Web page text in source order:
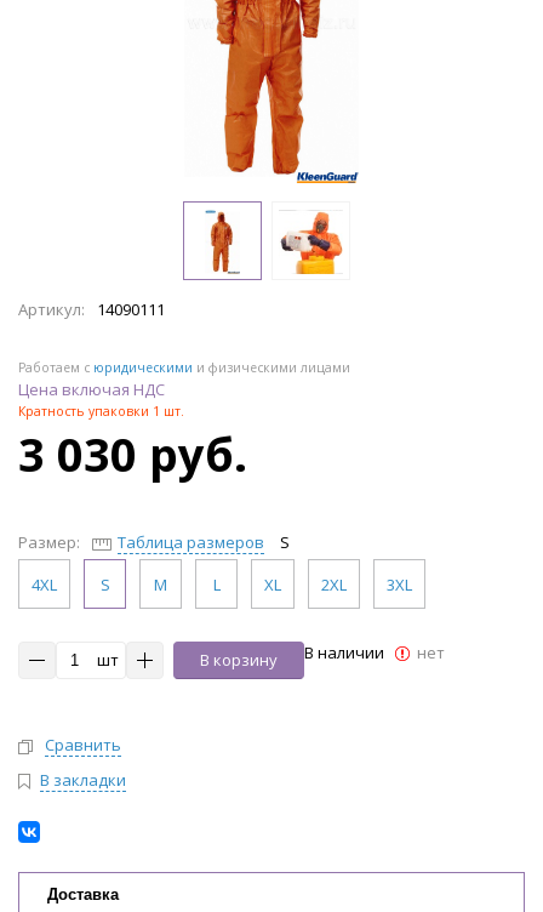
Артикул: 14090111
Работаем с юридическими и физическими лицами
Цена включая НДС
Кратность упаковки 1 шт.
3 030 руб.
Размер: Таблица размеров
S
4XL
S M L XL 2XL 3XL
шт В корзину В наличии нет
Сравнить
В закладки
Доставка